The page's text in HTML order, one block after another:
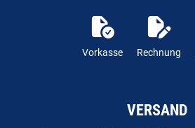
Vorkasse Rechnung
VERSAND